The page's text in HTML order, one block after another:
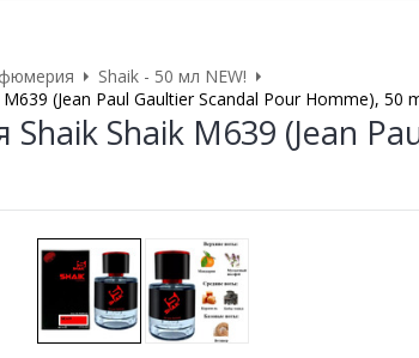
Shaik - 50 мл NEW!
(Jean Paul Gaultier Scandal Pour Homme), 50
Shaik M639 (Jean